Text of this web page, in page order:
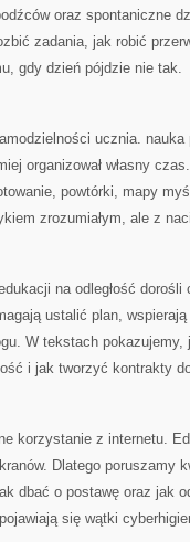
oraz spontaniczne
zadania, jak robić
gdy dzień pójdzie nie tak.
ucznia.
organizował własny
powtórki, mapy
zrozumiałym, ale z
na odległość
ustalić plan,
W tekstach pokazujemy,
i jak tworzyć kontrakty
korzystanie z internetu.
Dlatego poruszamy
dbać o postawę oraz jak
się wątki